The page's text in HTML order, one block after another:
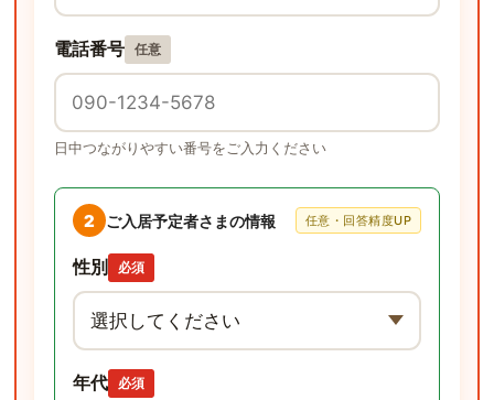
電話番号 任意
日中つながりやすい番号をご入力ください
2 ご入居予定者さまの情報 任意・回答精度UP
性別 必須
年代 必須